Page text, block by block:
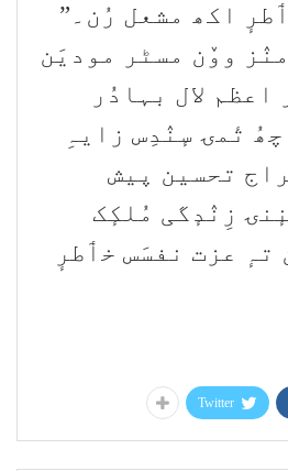
اکھ مشعل رُن۔”
ووٚن مسٹر مودیَن
لال بہادُر
تٔمۍ سٕنٛدِس زایہِ
تحسین پیش
زِنٛدٕگی مُلکٕک
تہٕ عزت نفسَس خٲطرٕ
Twitter